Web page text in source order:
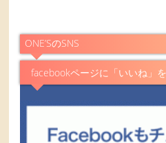
ONE’SのSNS
facebookページに「いいね」